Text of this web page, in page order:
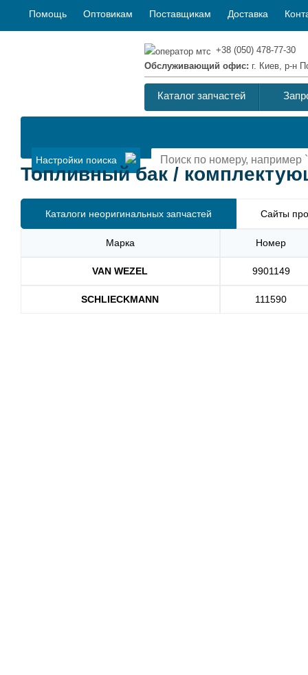
Помощь Оптовикам Поставщикам Доставка
+38 (050) 478-77-30
Обслуживающий офис: г. Киев, р-н
Каталог запчастей
Настройки поиска
Топливный бак /
Каталоги неоригинальных запчастей Сайты
Марка Номер
VAN WEZEL 9901149
SCHLIECKMANN 111590